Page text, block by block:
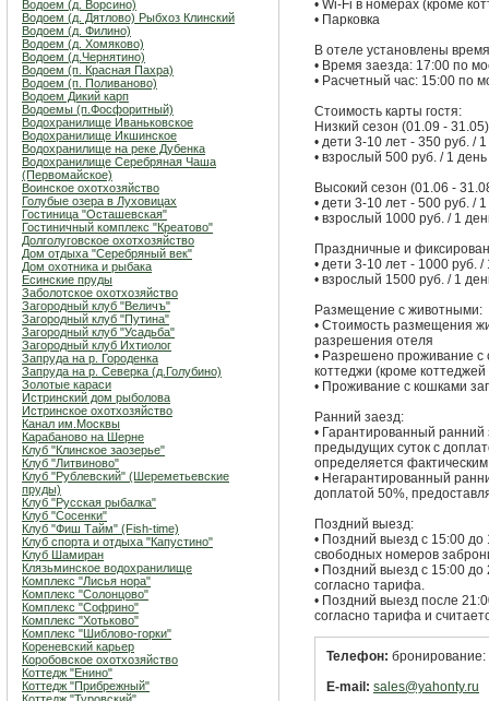
Водоем (д. Ворсино)
Водоем (д. Дятлово) Рыбхоз Клинский
Водоем (д. Филино)
Водоем (д. Хомяково)
Водоем (д.Чернятино)
Водоем (п. Красная Пахра)
Водоем (п. Поливаново)
Водоем Дикий карп
Водоемы (п.Фосфоритный)
Водохранилище Иваньковское
Водохранилище Икшинское
Водохранилище на реке Дубенка
Водохранилище Серебряная Чаша
(Первомайское)
Воинское охотхозяйство
Голубые озера в Луховицах
Гостиница "Осташевcкая"
Гостиничный комплекс "Креатово"
Долголуговское охотхозяйство
Дом отдыха "Серебряный век"
Дом охотника и рыбака
Есинские пруды
Заболотское охотхозяйство
Загородный клуб "Величъ"
Загородный клуб "Путина"
Загородный клуб "Усадьба"
Загородный клуб Ихтиолог
Запруда на р. Городенка
Запруда на р. Северка (д.Голубино)
Золотые караси
Истринский дом рыболова
Истринское охотхозяйство
Канал им.Москвы
Карабаново на Шерне
Клуб "Клинское заозерье"
Клуб "Литвиново"
Клуб "Рублевский" (Шереметьевские
пруды)
Клуб "Русская рыбалка"
Клуб "Сосенки"
Клуб "Фиш Тайм" (Fish-time)
Клуб спорта и отдыха "Капустино"
Клуб Шамиран
Клязьминское водохранилище
Комплекс "Лисья нора"
Комплекс "Солонцово"
Комплекс "Софрино"
Комплекс "Хотьково"
Комплекс "Шиблово-горки"
Кореневский карьер
Коробовское охотхозяйство
Коттедж "Енино"
Коттедж "Прибрежный"
• Wi-Fi в номерах (кроме
• Парковка
В отеле установлены
• Время заезда: 17:00 по
• Расчетный час: 15:00 по
Стоимость карты гостя:
Низкий сезон (01.09 - 31.05)
• дети 3-10 лет - 350 руб. /
• взрослый 500 руб. / 1 день
Высокий сезон (01.06 -
• дети 3-10 лет - 500 руб. /
• взрослый 1000 руб. / 1
Праздничные и
• дети 3-10 лет - 1000 руб. /
• взрослый 1500 руб. / 1
Размещение с животными:
• Стоимость размещения
разрешения отеля
• Разрешено проживание с
коттеджи (кроме
• Проживание с кошками
Ранний заезд:
• Гарантированный ранний
предыдущих суток с
определяется
• Негарантированный
доплатой 50%,
Поздний выезд:
• Поздний выезд с 15:00
свободных номеров
• Поздний выезд с 15:00 до
согласно тарифа.
• Поздний выезд после
согласно тарифа и
Телефон:
E-mail: sales@yahonty.ru